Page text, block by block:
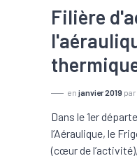
Filière
en janvier 2019 par
Dans le 1er
l’Aéraulique, le
(cœur de